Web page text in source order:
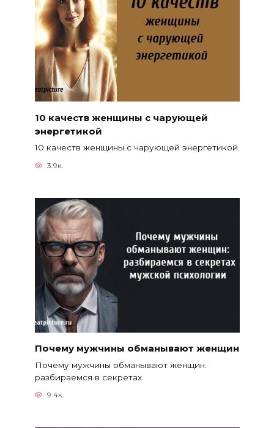
10 качеств женщины с чарующей
энергетикой
10 качеств женщины с чарующей энергетикой.
3.9к.
Почему мужчины обманывают женщин
Почему мужчины обманывают женщин:
разбираемся в секретах
9.4к.